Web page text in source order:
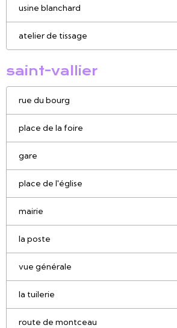
usine blanchard
atelier de tissage
saint-vallier
rue du bourg
place de la foire
gare
place de l'église
mairie
la poste
vue générale
la tuilerie
route de montceau